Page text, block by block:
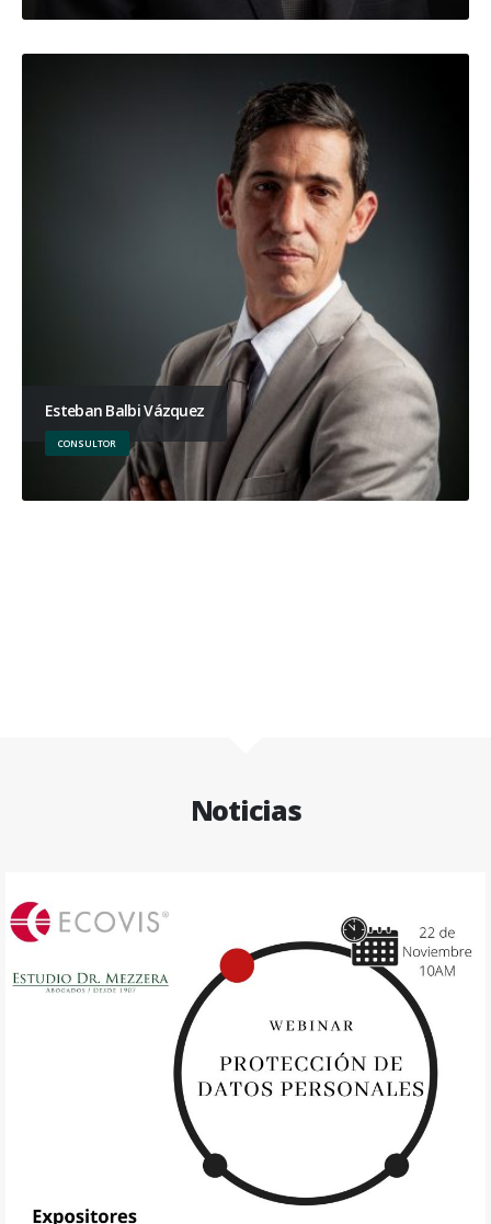
Esteban Balbi Vázquez
CONSULTOR
Noticias
19 noviembre, 2021
Protección de Datos Personales